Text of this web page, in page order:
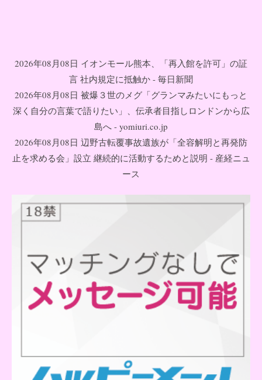
2026年08月08日 イオンモール熊本、「再入館を許可」の証
言 社内規定に抵触か - 毎日新聞
2026年08月08日 被爆３世のメグ「グランマみたいにもっと
深く自分の言葉で語りたい」、伝承者目指しロンドンから広
島へ - yomiuri.co.jp
2026年08月08日 辺野古転覆事故遺族が「全容解明と再発防
止を求める会」設立 継続的に活動するためと説明 - 産経ニュ
ース